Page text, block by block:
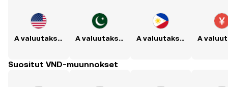
A valuutaksi USD A valuutaksi PKR A valuutaksi PHP
Suositut VND-muunnokset